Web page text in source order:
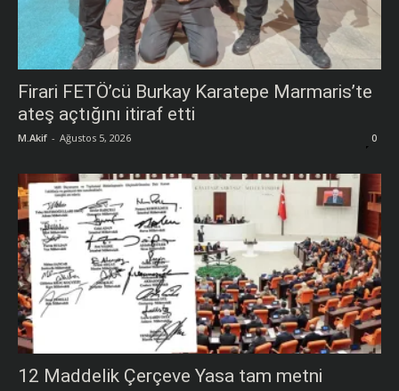
Firari FETÖ’cü Burkay Karatepe Marmaris’te
ateş açtığını itiraf etti
M.Akif - Ağustos 5, 2026 0
12 Maddelik Çerçeve Yasa tam metni